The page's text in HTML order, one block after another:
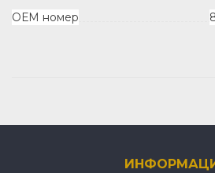
ОЕМ номер